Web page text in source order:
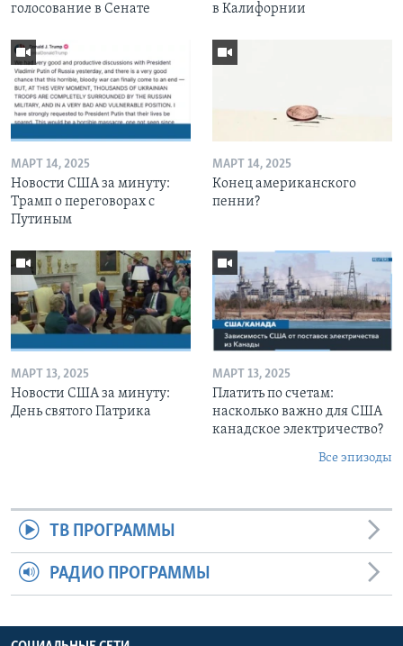
голосование в Сенате
в Калифорнии
МАРТ 14, 2025
Новости США за минуту:
Трамп о переговорах с
Путиным
МАРТ 14, 2025
Конец американского
пенни?
МАРТ 13, 2025
Новости США за минуту:
День святого Патрика
МАРТ 13, 2025
Платить по счетам:
насколько важно для США
канадское электричество?
Все эпизоды
ТВ ПРОГРАММЫ
РАДИО ПРОГРАММЫ